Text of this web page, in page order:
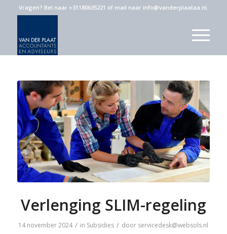
Vragen? Bel naar +31180635221 of mail naar info@vanderplaataa.nl.
Verlenging SLIM-regeling
14 november 2024 / in Subsidies / door servicedesk@websols.nl